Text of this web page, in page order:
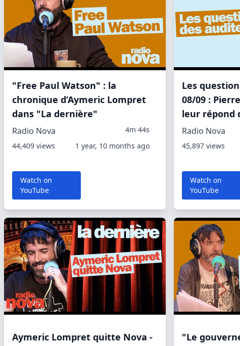
"Free Paul Watson" : la
chronique d’Aymeric Lompret
dans "La dernière"
Radio Nova
4m 44s
44,409 views
1 year, 10 months ago
Watch on
YouTube
Les
08/09 :
leur répond
Radio Nova
45,897 views
Watch on
YouTube
Aymeric Lompret quitte Nova -
"Le